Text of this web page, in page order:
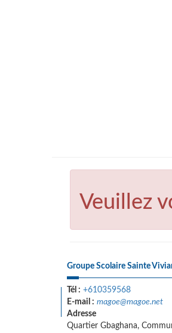
Veuillez
Groupe Scolaire Sainte
Tél : +610359568
E-mail : magoe@magoe.net
Adresse
Quartier Gbaghana,